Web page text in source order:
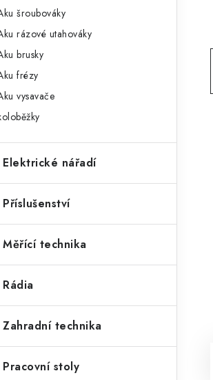
šroubováky
rázové utahováky
brusky
frézy
vysavače
Elektrické nářadí
Příslušenství
Měřící technika
Rádia
Zahradní technika
Pracovní stoly